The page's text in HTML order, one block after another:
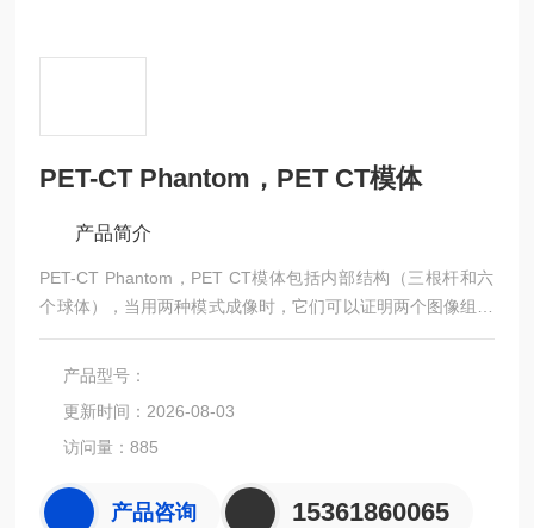
PET-CT Phantom，PET CT模体
产品简介
PET-CT Phantom，PET CT模体包括内部结构（三根杆和六
个球体），当用两种模式成像时，它们可以证明两个图像组的
准确对准。
仅空气）衰减，以确定基于CT的PET衰减校正工作的准确
度。
产品型号：
更新时间：2026-08-03
访问量：885
产品咨询 15361860065